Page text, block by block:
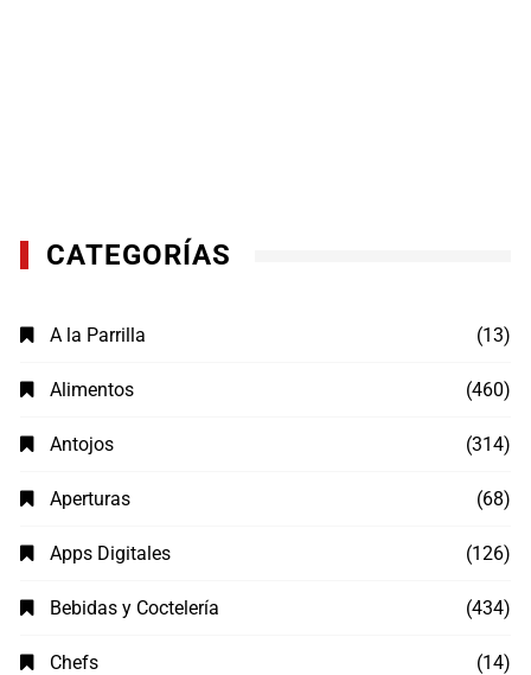
CATEGORÍAS
A la Parrilla (13)
Alimentos (460)
Antojos (314)
Aperturas (68)
Apps Digitales (126)
Bebidas y Coctelería (434)
Chefs (14)